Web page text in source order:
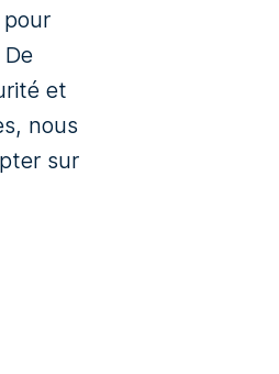
pour
et
nous
sur